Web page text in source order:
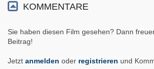
KOMMENTARE
Sie haben diesen Film gesehen? Dann
Beitrag!
Jetzt anmelden oder registrieren und